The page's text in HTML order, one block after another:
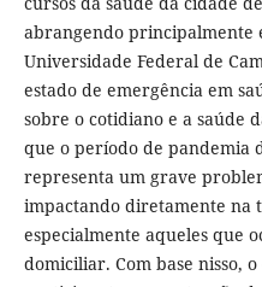
abrangendo principalmente
Universidade Federal de
estado de emergência em
sobre o cotidiano e a saúde
que o período de pandemia
representa um grave
impactando diretamente na
especialmente aqueles que
domiciliar. Com base nisso,